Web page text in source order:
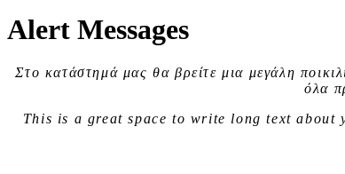
Alert Messages
Στο κατάστημά μας θα βρείτε μια μεγάλη
όλα
This is a great space to write long text about